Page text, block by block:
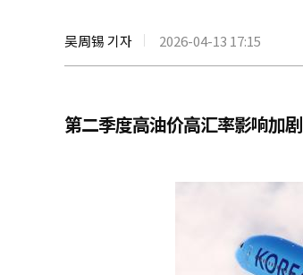
吴周锡 기자 2026-04-13 17:15
第二季度高油价高汇率影响加剧